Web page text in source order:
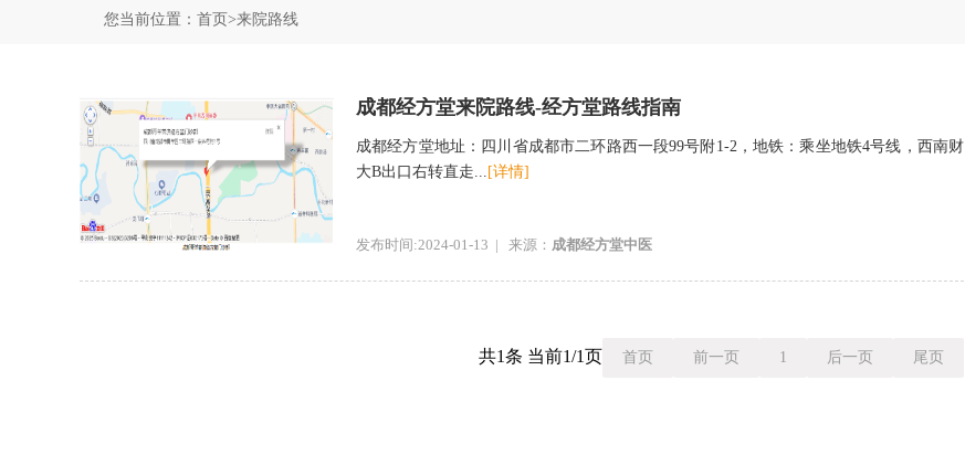
您当前位置： 首页 >来院路线
成都经方堂来院路线-经方堂路线指南
成都经方堂地址：四川省成都市二环路西一段99号附1-2，地铁：乘坐地铁4号线，西南财
大B出口右转直走... [详情]
发布时间:2024-01-13 | 来源： 成都经方堂中医
共1条 当前1/1页 首页 前一页 1 后一页 尾页